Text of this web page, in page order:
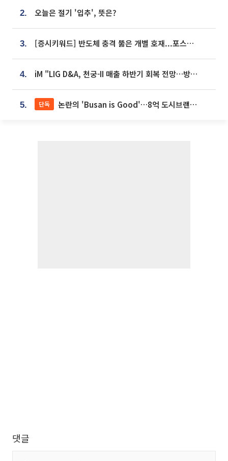
2. 오늘은 절기 '입추', 뜻은?
3. [증시키워드] 반도체 충격 뚫은 개별 호재...포스코퓨처엠·에코프로·한화솔루션 '눈길'
4. iM "LIG D&A, 천궁-II 매출 하반기 회복 전망…방산 톱픽 유지"
5. 단독 논란의 'Busan is Good'…8억 도시브랜드, 용산 대통령실 CI 업체가 수행
댓글